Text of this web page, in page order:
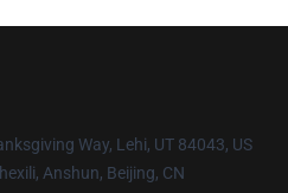
Way, Lehi, UT 84043, US
Anshun, Beijing, CN